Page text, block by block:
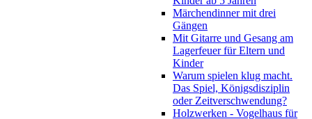
Märchendinner mit drei
Gängen
Mit Gitarre und Gesang am
Lagerfeuer für Eltern und
Kinder
Warum spielen klug macht.
Das Spiel, Königsdisziplin
oder Zeitverschwendung?
Holzwerken - Vogelhaus für